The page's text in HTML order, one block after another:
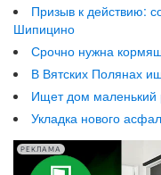
Призыв к действию:
Шипицино
Срочно нужна
В Вятских Полянах
Ищет дом маленький
Укладка нового
РЕКЛАМА